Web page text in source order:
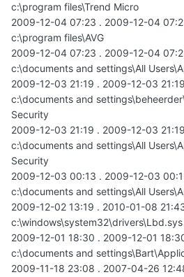
c:\program files\Trend Micro
2009-12-04 07:23 . 2009-12-04
c:\program files\AVG
2009-12-04 07:23 . 2009-12-04
c:\documents and settings\All
2009-12-03 21:19 . 2009-12-03
c:\documents and
Security
2009-12-03 21:19 . 2009-12-03
c:\documents and settings\All
Security
2009-12-03 00:13 . 2009-12-03
c:\documents and settings\All
2009-12-02 13:19 . 2010-01-08
c:\windows\system32\drivers\Lbd.sys
2009-12-01 18:30 . 2009-12-01
c:\documents and
2009-11-18 23:08 . 2007-04-26